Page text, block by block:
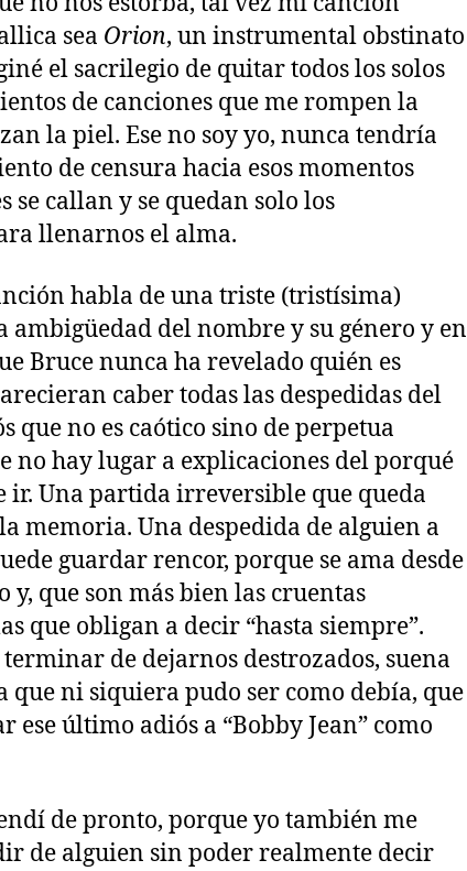
sea Orion, un instrumental obstinato
el sacrilegio de quitar todos los solos
de canciones que me rompen la
la piel. Ese no soy yo, nunca tendría
de censura hacia esos momentos
se callan y se quedan solo los
llenarnos el alma.
habla de una triste (tristísima)
ambigüedad del nombre y su género y en
Bruce nunca ha revelado quién es
caber todas las despedidas del
que no es caótico sino de perpetua
no hay lugar a explicaciones del porqué
ir. Una partida irreversible que queda
memoria. Una despedida de alguien a
guardar rencor, porque se ama desde
y, que son más bien las cruentas
que obligan a decir “hasta siempre”.
de dejarnos destrozados, suena
que ni siquiera pudo ser como debía, que
ese último adiós a “Bobby Jean” como
de pronto, porque yo también me
de alguien sin poder realmente decir